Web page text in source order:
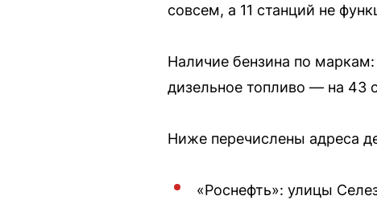
совсем, а 11 станций не
Наличие бензина по
дизельное топливо — на 43
Ниже перечислены адреса
«Роснефть»: улицы